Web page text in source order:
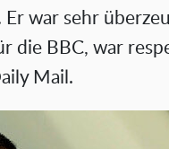
war sehr
die BBC, war
Mail.